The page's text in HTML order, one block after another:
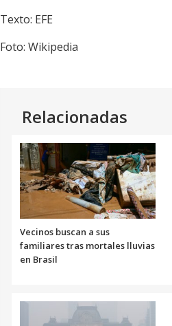
Texto: EFE
Foto: Wikipedia
Relacionadas
Vecinos buscan a sus
familiares tras mortales lluvias
en Brasil